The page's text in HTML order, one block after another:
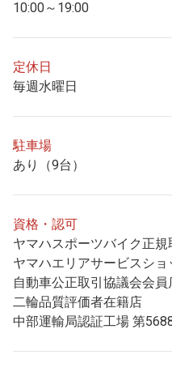
10:00～19:00
定休日
毎週水曜日
駐車場
あり（9台）
資格・認可
ヤマハスポーツバイク正規
ヤマハエリアサービスショ
自動車公正取引協議会会員
二輪品質評価者在籍店
中部運輸局認証工場 第